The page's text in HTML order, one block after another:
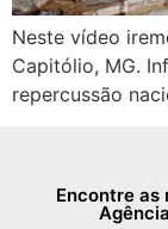
Neste vídeo
Capitólio, MG.
repercussão
Encontre as